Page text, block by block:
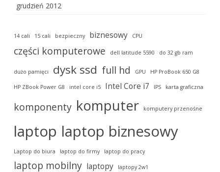
grudzień 2012
14 cali 15 cali bezpieczny biznesowy CPU
części komputerowe dell latitude 5590 do 32 gb ram
dużo pamięci dysk ssd full hd GPU HP ProBook 650 G8
HP ZBook Power G8 intel core i5 Intel Core i7 IPS karta graficzna
komponenty komputer komputery przenośne
laptop laptop biznesowy
Laptop do biura laptop do firmy laptop do pracy
laptop mobilny laptopy laptopy 2w1